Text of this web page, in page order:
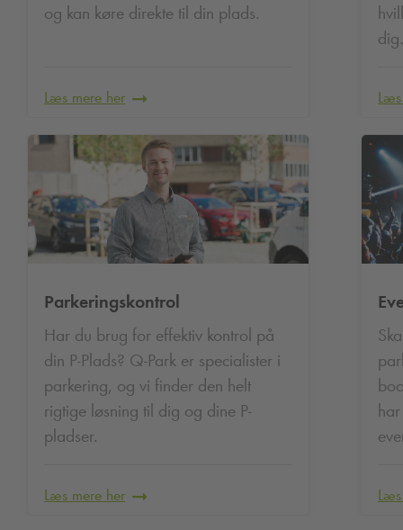
og kan køre direkte til din plads.
Læs mere her
Parkeringskontrol
Har du brug for effektiv kontrol på
din P-Plads? Q-Park er specialister i
parkering, og vi finder den helt
rigtige løsning til dig og dine P-
pladser.
Læs mere her